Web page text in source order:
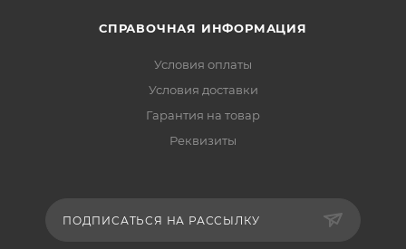
СПРАВОЧНАЯ ИНФОРМАЦИЯ
Условия оплаты
Условия доставки
Гарантия на товар
Реквизиты
ПОДПИСАТЬСЯ НА РАССЫЛКУ